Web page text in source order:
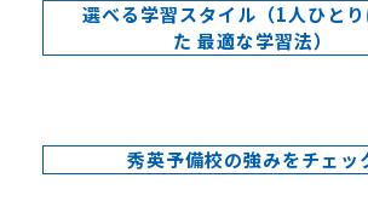
選べる学習スタイル（1人ひとり
た 最適な学習法）
秀英予備校の強みをチェッ